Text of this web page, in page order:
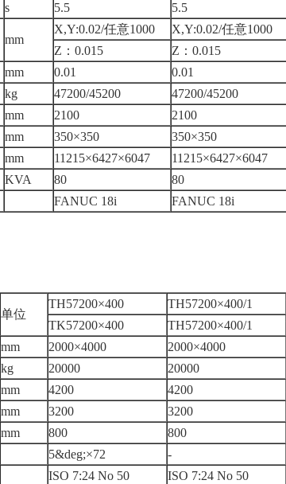
s 5.5 5.5
mm
X,Y:0.02/任意1000 X,Y:0.02/任意1000
Z：0.015
Z：0.015
mm 0.01 0.01
kg 47200/45200 47200/45200
mm 2100 2100
mm 350×350 350×350
mm 11215×6427×6047 11215×6427×6047
KVA 80 80
FANUC 18i FANUC 18i
单位
TH57200×400 TH57200×400/1
TK57200×400
TH57200×400/1
mm 2000×4000 2000×4000
kg 20000 20000
mm 4200 4200
mm 3200 3200
mm 800 800
5&deg;×72 -
ISO 7:24 No 50 ISO 7:24 No 50